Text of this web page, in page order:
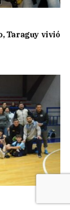
Taraguy vivió